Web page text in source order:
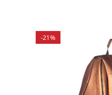
-21%